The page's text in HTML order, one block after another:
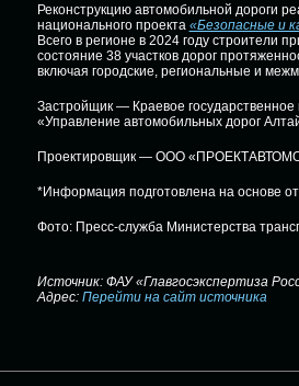
Реконструкцию автомобильной дороги
национального проекта «Безопасные и
Всего в регионе в 2024 году строители
состояние 38 участков дорог
включая городские, региональные и
Застройщик — Краевое государственное
«Управление автомобильных дорог
Проектировщик — ООО
*Информация подготовлена на основе
Фото: Пресс-служба Министерства
Источник: ФАУ «Главгосэкспертиза
Адрес: Перейти на сайт источника